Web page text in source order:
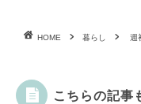
HOME 暮らし 週
こちらの記事